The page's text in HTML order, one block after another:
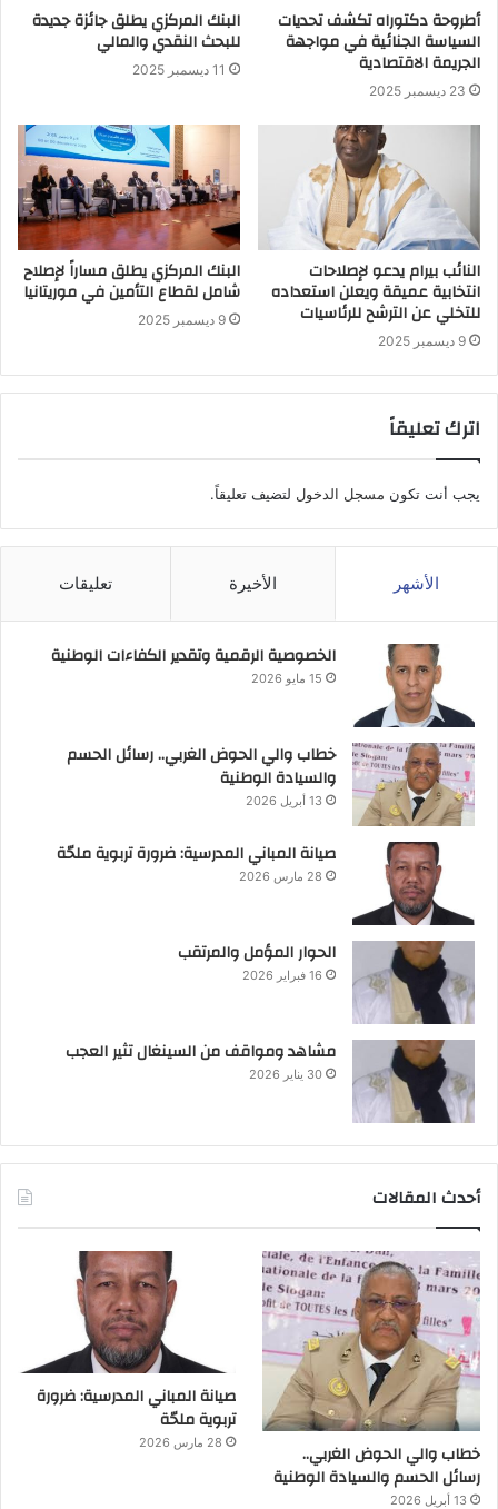
أطروحة دكتوراه تكشف تحديات
السياسة الجنائية في مواجهة
الجريمة الاقتصادية
23 ديسمبر 2025
البنك المركزي يطلق جائزة جديدة
للبحث النقدي والمالي
11 ديسمبر 2025
النائب بيرام يدعو لإصلاحات
انتخابية عميقة ويعلن استعداده
للتخلي عن الترشح للرئاسيات
9 ديسمبر 2025
البنك المركزي يطلق مساراً لإصلاح
شامل لقطاع التأمين في موريتانيا
9 ديسمبر 2025
اترك تعليقاً
يجب أنت تكون مسجل الدخول لتضيف تعليقاً.
الأشهر الأخيرة تعليقات
الخصوصية الرقمية وتقدير الكفاءات الوطنية
15 مايو 2026
خطاب والي الحوض الغربي.. رسائل الحسم
والسيادة الوطنية
13 أبريل 2026
صيانة المباني المدرسية: ضرورة تربوية ملحّة
28 مارس 2026
الحوار المؤمل والمرتقب
16 فبراير 2026
مشاهد ومواقف من السينغال تثير العجب
30 يناير 2026
أحدث المقالات
خطاب والي الحوض الغربي..
رسائل الحسم والسيادة الوطنية
13 أبريل 2026
صيانة المباني المدرسية: ضرورة
تربوية ملحّة
28 مارس 2026